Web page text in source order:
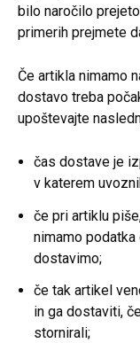
bilo naročilo
primerih prejmete
Če artikla nimamo
dostavo treba
upoštevajte
čas dostave je
v katerem
če pri artiklu
nimamo
dostavimo;
če tak artikel
in ga dostaviti,
stornirali;